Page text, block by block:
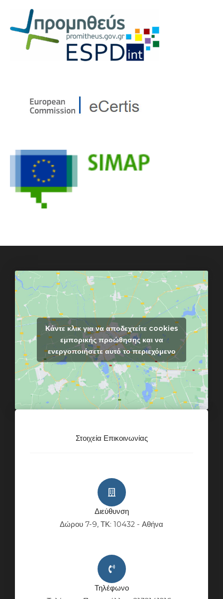
Στοιχεία Επικοινωνίας
Διεύθυνση
Δώρου 7-9, ΤΚ: 10432 - Αθήνα
Τηλέφωνο
Κάντε κλικ για να αποδεχτείτε cookies
εμπορικής προώθησης και να
ενεργοποιήσετε αυτό το περιεχόμενο